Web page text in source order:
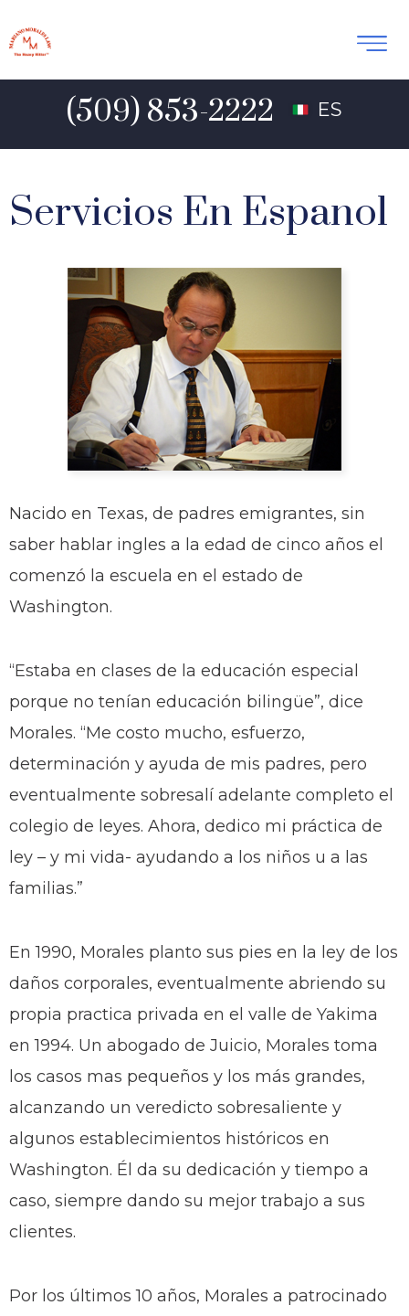
(509) 853-2222 ES
Servicios En Espanol
Nacido en Texas, de padres emigrantes, sin
saber hablar ingles a la edad de cinco años el
comenzó la escuela en el estado de
Washington.
“Estaba en clases de la educación especial
porque no tenían educación bilingüe”, dice
Morales. “Me costo mucho, esfuerzo,
determinación y ayuda de mis padres, pero
eventualmente sobresalí adelante completo el
colegio de leyes. Ahora, dedico mi práctica de
ley – y mi vida- ayudando a los niños u a las
familias.”
En 1990, Morales planto sus pies en la ley de los
daños corporales, eventualmente abriendo su
propia practica privada en el valle de Yakima
en 1994. Un abogado de Juicio, Morales toma
los casos mas pequeños y los más grandes,
alcanzando un veredicto sobresaliente y
algunos establecimientos históricos en
Washington. Él da su dedicación y tiempo a
caso, siempre dando su mejor trabajo a sus
clientes.
Por los últimos 10 años, Morales a patrocinado